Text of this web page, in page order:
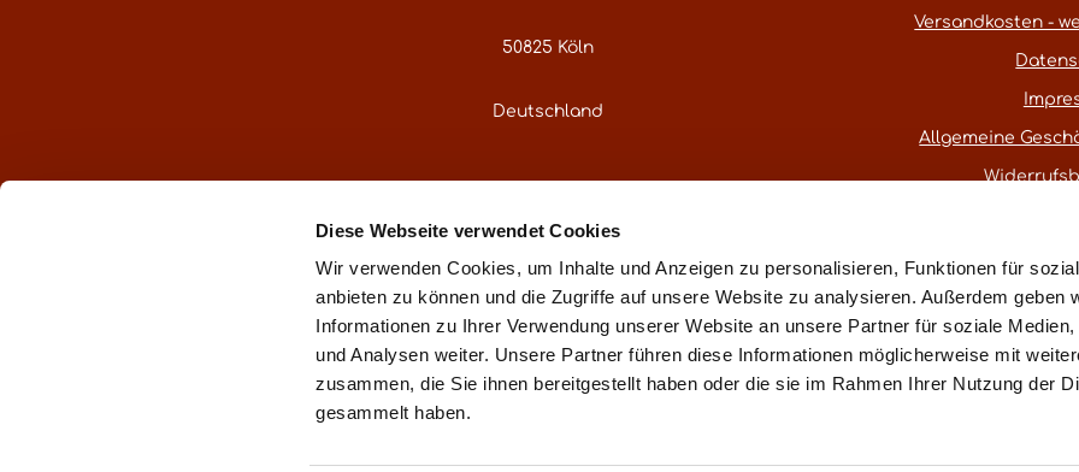
Diese Webseite verwendet Cookies
Wir verwenden Cookies, um Inhalte und Anzeigen zu personalisieren, Funktionen für
anbieten zu können und die Zugriffe auf unsere Website zu analysieren. Außerdem geben
Informationen zu Ihrer Verwendung unserer Website an unsere Partner für soziale Medien,
und Analysen weiter. Unsere Partner führen diese Informationen möglicherweise mit
zusammen, die Sie ihnen bereitgestellt haben oder die sie im Rahmen Ihrer Nutzung der
gesammelt haben.
50825 Köln
Deutschland
Oder über unser Kontaktformular.
Versandkosten -
Allgemeine
* Alle Preise inkl. gesetzl. Mehrwertsteuer
** gemäß § 25a UStG ohne Ausweis der Mehrwertsteuer